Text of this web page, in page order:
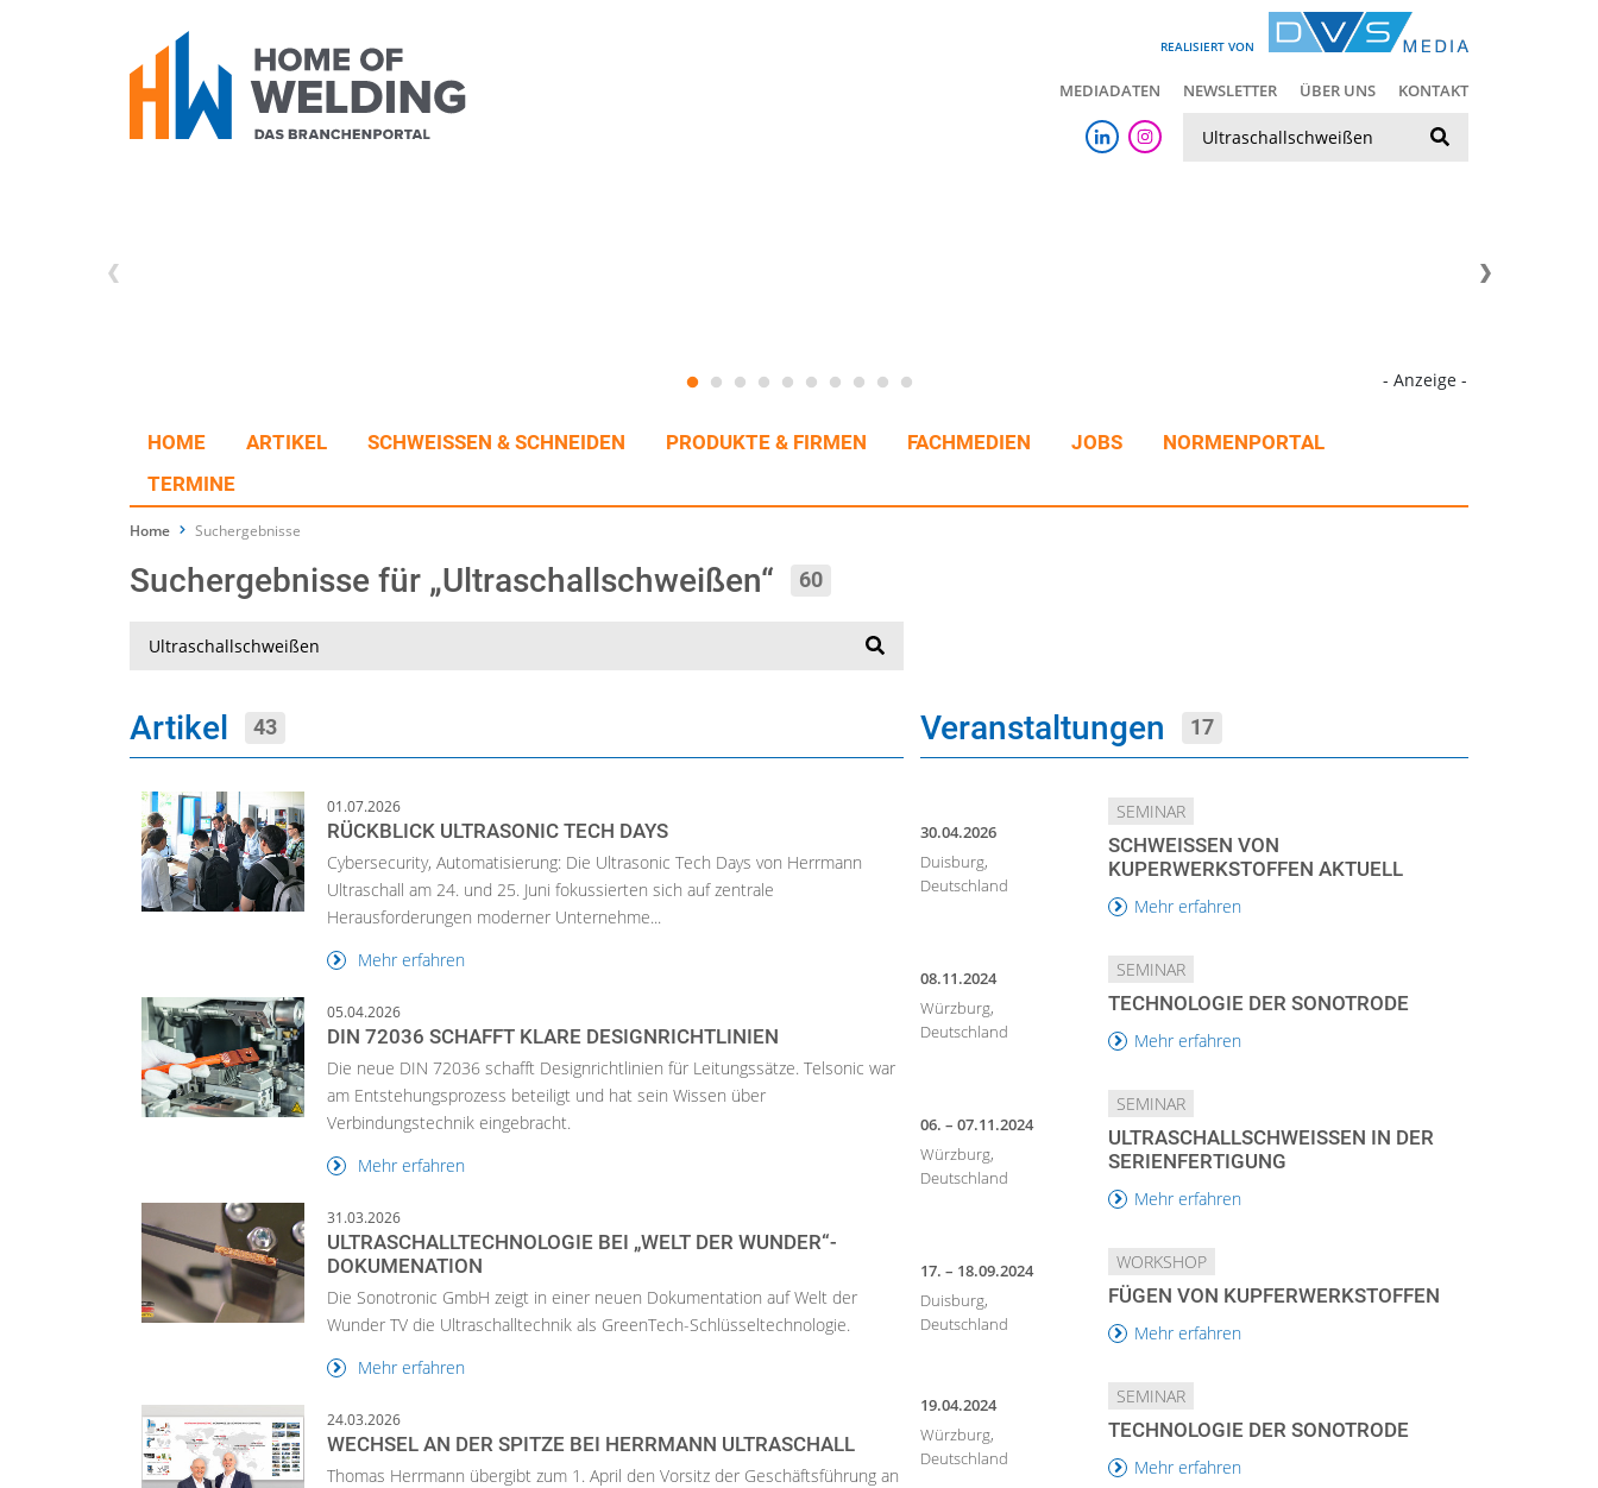
REALISIERT VON
MEDIADATEN NEWSLETTER ÜBER UNS KONTAKT
- Anzeige -
HOME ARTIKEL SCHWEISSEN & SCHNEIDEN PRODUKTE & FIRMEN FACHMEDIEN JOBS
NORMENPORTAL
TERMINE
Home Suchergebnisse
Suchergebnisse für „Ultraschallschweißen“ 60
Artikel 43
01.07.2026
RÜCKBLICK ULTRASONIC TECH DAYS
Cybersecurity, Automatisierung: Die Ultrasonic Tech Days von Herrmann
Ultraschall am 24. und 25. Juni fokussierten sich auf zentrale
Herausforderungen moderner Unternehme...
Mehr erfahren
05.04.2026
DIN 72036 SCHAFFT KLARE DESIGNRICHTLINIEN
Die neue DIN 72036 schafft Designrichtlinien für Leitungssätze. Telsonic war
am Entstehungsprozess beteiligt und hat sein Wissen über
Verbindungstechnik eingebracht.
Mehr erfahren
31.03.2026
ULTRASCHALLTECHNOLOGIE BEI „WELT DER WUNDER“-
DOKUMENATION
Die Sonotronic GmbH zeigt in einer neuen Dokumentation auf Welt der
Wunder TV die Ultraschalltechnik als GreenTech-Schlüsseltechnologie.
Mehr erfahren
24.03.2026
WECHSEL AN DER SPITZE BEI HERRMANN ULTRASCHALL
Thomas Herrmann übergibt zum 1. April den Vorsitz der Geschäftsführung an
Veranstaltungen 17
30.04.2026
Duisburg,
Deutschland
SEMINAR
SCHWEISSEN VON K
UPERWERKSTOFFEN AKTUELL
Mehr erfahren
08.11.2024
Würzburg,
Deutschland
SEMINAR
TECHNOLOGIE DER SONOTRODE
Mehr erfahren
06. – 07.11.2024
Würzburg,
Deutschland
SEMINAR
ULTRASCHALLSCHWEISSEN IN DER S
ERIENFERTIGUNG
Mehr erfahren
17. – 18.09.2024
Duisburg,
Deutschland
WORKSHOP
FÜGEN VON KUPFERWERKSTOFFEN
Mehr erfahren
19.04.2024
Würzburg,
Deutschland
SEMINAR
TECHNOLOGIE DER SONOTRODE
Mehr erfahren